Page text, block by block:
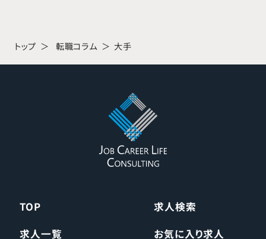
トップ 転職コラム 大手
TOP
求人検索
求人一覧
お気に入り求人